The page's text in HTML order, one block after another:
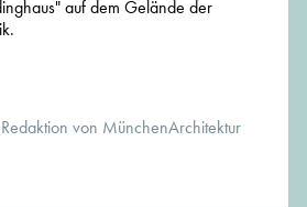
auf dem Gelände der
von MünchenArchitektur